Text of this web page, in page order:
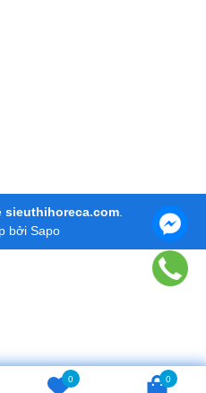
0 0
sieuthihoreca.com.
bởi Sapo